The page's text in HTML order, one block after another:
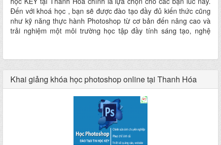
Đến với khoá học , bạn sẽ được đào tạo đầy đủ kiến thức cũng
như kỹ năng thực hành Photoshop từ cơ bản đến nâng cao và
trải nghiệm một môi trường học tập đầy tính sáng tạo, nghệ
xa
Khai giảng khóa học photoshop online tại Thanh Hóa